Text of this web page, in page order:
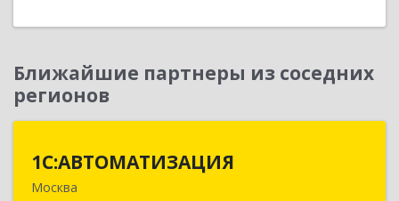
Ближайшие партнеры из соседних
регионов
1С:АВТОМАТИЗАЦИЯ
Москва111024, Москва г, Энтузиастов 1-я ул, дом №